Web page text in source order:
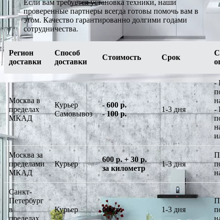
Если вам требуется установка техники, наши
проверенные партнеры всегда готовы помочь вам в
этом. Качество гарантированно долгими годами
сотрудничества.
Регион
доставки
Способ
доставки
Стоимость Срок
Москва в
пределах
МКАД
Курьер
Самовывоз
-600 р.
-100 р.
1-3 дня
-
-
Москва за
пределами
МКАД
Курьер
600 р. + 30 р.
за километр
1-3 дня
Санкт-
Петербург
в
пределах
Курьер 600 р. 1-3 дня